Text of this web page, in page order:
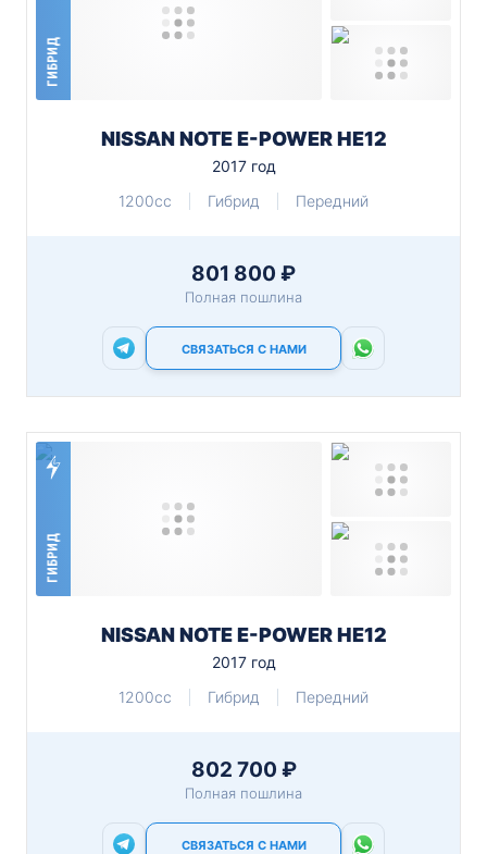
ГИБРИД
NISSAN NOTE E-POWER HE12
2017 год
1200cc
Гибрид Передний
801 800 ₽
Полная пошлина
СВЯЗАТЬСЯ С НАМИ
ГИБРИД
NISSAN NOTE E-POWER HE12
2017 год
1200cc
Гибрид Передний
802 700 ₽
Полная пошлина
СВЯЗАТЬСЯ С НАМИ